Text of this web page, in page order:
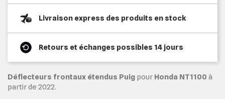
Livraison express des produits en stock
Retours et échanges possibles 14 jours
Déflecteurs frontaux étendus Puig pour Honda NT1100 à
partir de 2022.